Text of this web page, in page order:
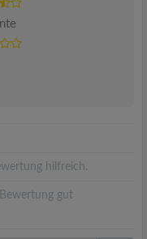
hilfreich.
gut